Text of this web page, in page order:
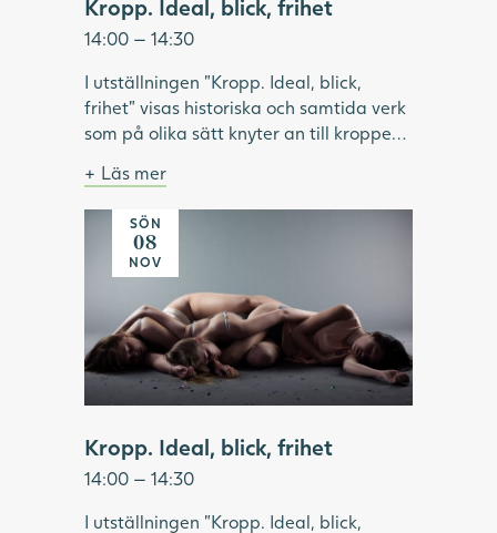
Kropp. Ideal, blick, frihet
14:00 — 14:30
I utställningen "Kropp. Ideal, blick,
frihet" visas historiska och samtida verk
som på olika sätt knyter an till kroppen.
format och omformat idéer om kropp
och skönhet. Vilken roll har modellen
haft inom konsthistorien? Vilka kroppar
har visats upp och utifrån vems blick? Vi
kroppsliga ideal och ser exempel på
konstnärer som använder kroppen som
verktyg för frigörelse.
Bild: Julia Peirone, Ocean Dream ur
serien Diamonds Dancing, 2017,
Göteborgs konstmuseum.
Läs mer
SÖN
08
NOV
Kropp. Ideal, blick, frihet
14:00 — 14:30
I utställningen "Kropp. Ideal, blick,